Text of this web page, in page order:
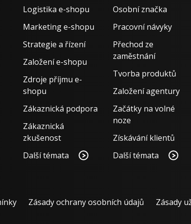
Logistika e-shopu
Marketing e-shopu
Strategie a řízení
Založení e-shopu
Zdroje příjmu e-
shopu
Zákaznická podpora
Zákaznická
zkušenost
Další témata
Osobní značka
Pracovní návyky
Přechod ze
zaměstnání
Tvorba produktů
Založení agentury
Začátky na volné
noze
Získávání klientů
Další témata
Zásady ochrany osobních údajů Zásady